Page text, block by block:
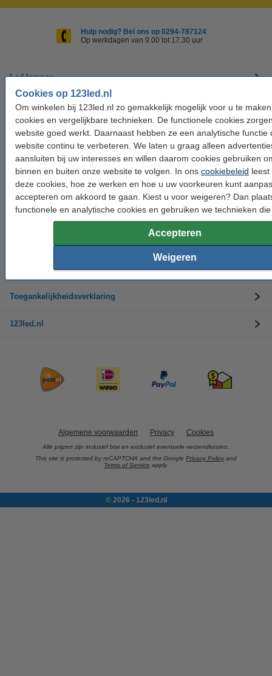
Cookies op 123led.nl
Om winkelen bij 123led.nl zo gemakkelijk mogelijk voor u te
cookies en vergelijkbare technieken. De functionele cookies
website goed werkt. Daarnaast hebben ze een analytische functie
website continu te verbeteren. We laten u graag alleen
aansluiten bij uw interesses en willen daarom cookies gebruiken
binnen en buiten onze website te volgen. In ons cookiebeleid leest
deze cookies, hoe ze werken en hoe u uw voorkeuren kunt
accepteren om akkoord te gaan. Kiest u voor weigeren? Dan
functionele en analytische cookies en gebruiken we technieken
Accepteren
Weigeren
Hulp nodig? Bel ons op 0294-787124
Op werkdagen van 9.00 tot 17.30 uur
Led-lampen
Binnenverlichting
Buitenverlichting
Merken
Kerstverlichting
Klantenservice
Bedrijfsinformatie
Toegankelijkheidsverklaring
123led.nl
Algemene voorwaarden Privacy Cookies
Alle prijzen zijn inclusief btw en exclusief eventuele verzendkosten.
This site is protected by reCAPTCHA and the Google Privacy Policy and
Terms of Service apply.
© 2026 - 123led.nl